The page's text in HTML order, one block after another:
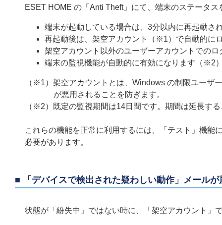
ESET HOME の「Anti Theft」にて、端末のステータ
端末が起動している場合は、3分以内に再起動さ
再起動後は、架空アカウント（※1）で自動的に
架空アカウント以外のユーザーアカウントでの
端末の監視機能が自動的に有効になります（※2
（※1）架空アカウントとは、Windows の制限ユーザ
が悪用されることを防ぎます。
（※2）既定の監視期間は14日間です。期間は延長す
これらの機能を正常に利用するには、「テスト」機能
必要があります。
■ 「 デバイスで検出された疑わしい動作」メールが
状態が「紛失中」ではない時に、「架空アカウント」